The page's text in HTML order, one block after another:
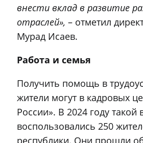
внести вклад в развитие
отраслей», – отметил
Мурад Исаев.
Работа и семья
Получить помощь в
жители могут в кадровых
России». В 2024 году
воспользовались 250
республики. Они прошли